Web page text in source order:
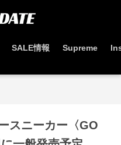
SALE情報 Supreme
スニーカー〈GO